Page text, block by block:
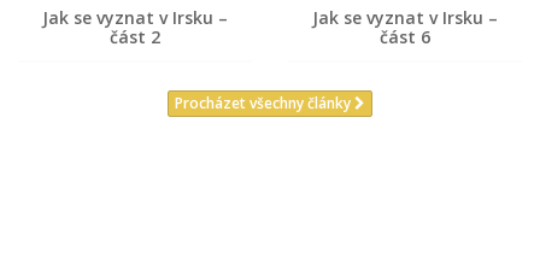
Jak se vyznat v Irsku –
část 2
Jak se vyznat v Irsku –
část 6
Procházet všechny články